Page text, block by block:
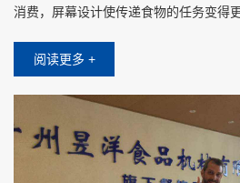
消费，屏幕设计使传递食物的任务变得
要其他操作设置
阅读更多 +